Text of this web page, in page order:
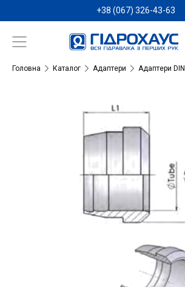
+38 (067) 326-43-63
Головна Каталог Адаптери Адаптери DIN